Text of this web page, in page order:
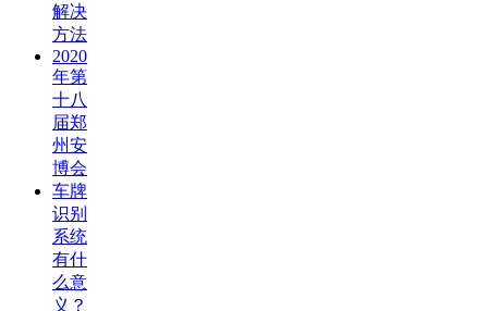
解决
方法
2020
年第
十八
届郑
州安
博会
车牌
识别
系统
有什
么意
义？